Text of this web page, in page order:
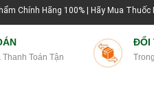
100% | Hãy Mua Thuốc Rắn Thái Lan
Toán Tận
ĐỔI